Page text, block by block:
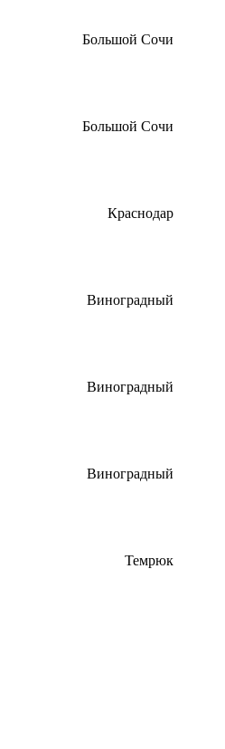
Большой Сочи
Большой Сочи
Краснодар
Виноградный
Виноградный
Виноградный
Темрюк